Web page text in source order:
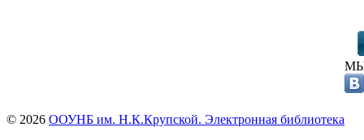
© 2026 ООУНБ им. Н.К.Крупской. Электронная библиотека